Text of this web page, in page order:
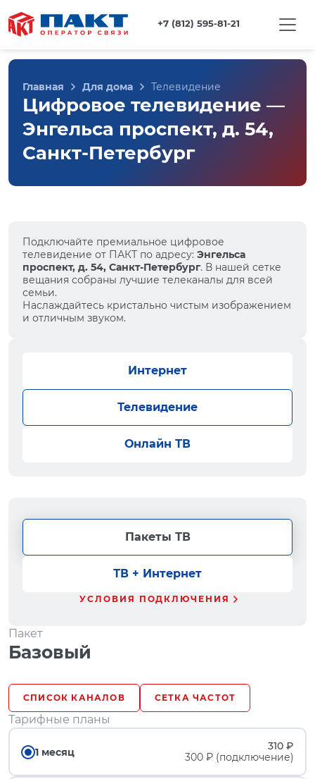
+7 (812) 595-81-21
Главная Для дома Телевидение
Цифровое телевидение —
Энгельса проспект, д. 54,
Санкт-Петербург
Подключайте премиальное цифровое
телевидение от ПАКТ по адресу: Энгельса
проспект, д. 54, Санкт-Петербург. В нашей сетке
вещания собраны лучшие телеканалы для всей
семьи.
Наслаждайтесь кристально чистым изображением
и отличным звуком.
Интернет
Телевидение
Онлайн ТВ
Пакеты ТВ
ТВ + Интернет
УСЛОВИЯ ПОДКЛЮЧЕНИЯ
Пакет
Базовый
СПИСОК КАНАЛОВ СЕТКА ЧАСТОТ
Тарифные планы
1 месяц
310 ₽
300 ₽ (подключение)